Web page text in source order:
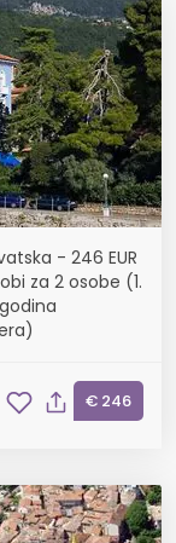
- 246 EUR
za 2 osobe (1.
€ 246